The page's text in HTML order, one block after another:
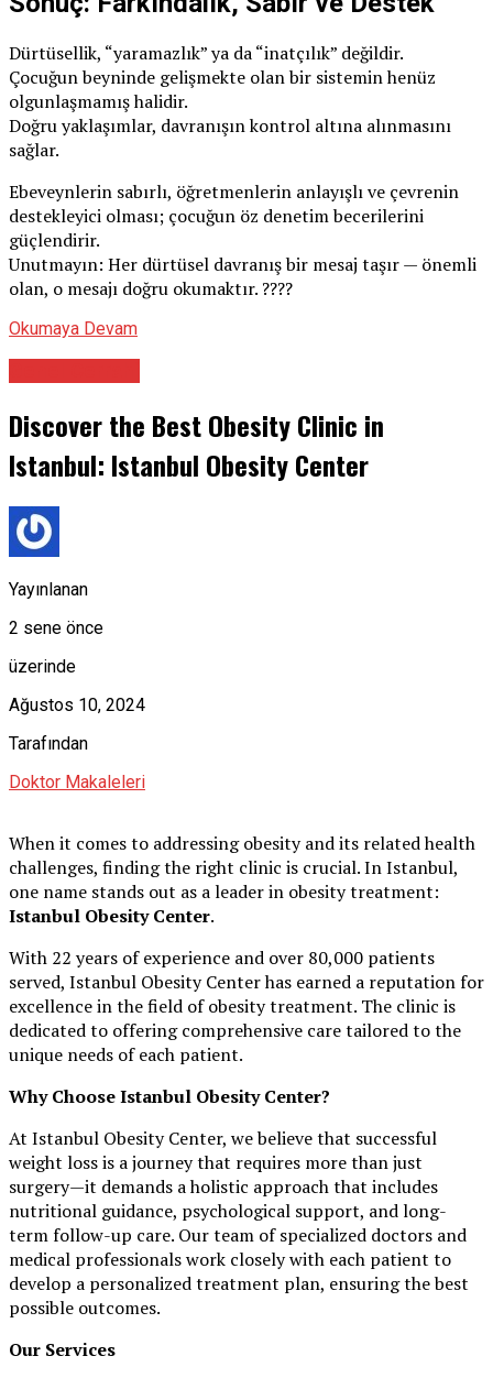
Dürtüsellik, “yaramazlık” ya da “inatçılık” değildir.
Çocuğun beyninde gelişmekte olan bir sistemin henüz
olgunlaşmamış halidir.
Doğru yaklaşımlar, davranışın kontrol altına alınmasını
sağlar.
Ebeveynlerin sabırlı, öğretmenlerin anlayışlı ve çevrenin
destekleyici olması; çocuğun öz denetim becerilerini
güçlendirir.
Unutmayın: Her dürtüsel davranış bir mesaj taşır — önemli
olan, o mesajı doğru okumaktır. ????
Okumaya Devam
Discover the Best Obesity Clinic in
Istanbul: Istanbul Obesity Center
Yayınlanan
2 sene önce
üzerinde
Ağustos 10, 2024
Tarafından
Doktor Makaleleri
When it comes to addressing obesity and its related health
challenges, finding the right clinic is crucial. In Istanbul,
one name stands out as a leader in obesity treatment:
Istanbul Obesity Center.
With 22 years of experience and over 80,000 patients
served, Istanbul Obesity Center has earned a reputation for
excellence in the field of obesity treatment. The clinic is
dedicated to offering comprehensive care tailored to the
unique needs of each patient.
Why Choose Istanbul Obesity Center?
At Istanbul Obesity Center, we believe that successful
weight loss is a journey that requires more than just
surgery—it demands a holistic approach that includes
nutritional guidance, psychological support, and long-
term follow-up care. Our team of specialized doctors and
medical professionals work closely with each patient to
develop a personalized treatment plan, ensuring the best
possible outcomes.
Our Services